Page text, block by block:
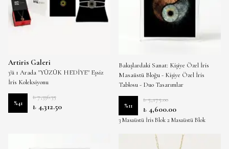
Artiris Galeri
3'ü 1 Arada "YÜZÜK HEDİYE" Eşsiz
İris Koleksiyonu
%41
₺ 7,336.35
₺ 4,312.50
Bakışlardaki Sanat: Kişiye Özel İris
Masaüstü Bloğu - Kişiye Özel İris
Tablosu - Duo Tasarımlar
%11
₺ 5,175.00
₺ 4,600.00
3 Masaüstü İris Blok 2 Masaüstü Blok